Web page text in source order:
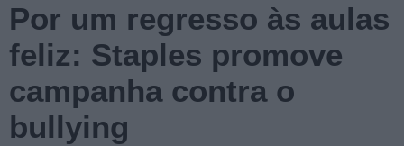
Por um regresso às aulas
feliz: Staples promove
campanha contra o
bullying